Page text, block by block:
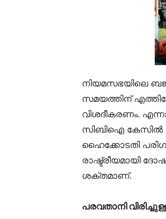
നിയമസഭയിലെ
സമയത്തിന്
വിശദീകരണം.
സിബിഐ കേസിൽ
ഹൈക്കോടതി
രാഷ്ട്രീയമായി
ശക്തമാണ്.
പരവതാനി